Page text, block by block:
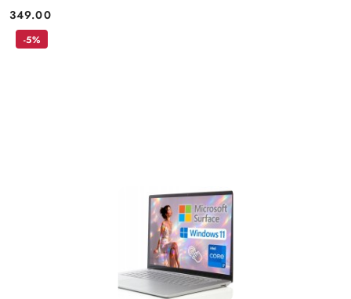
Price:
349.00
-5%